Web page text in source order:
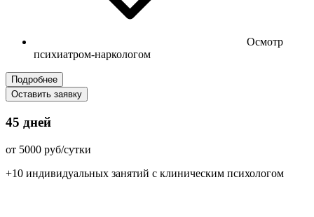
Осмотр
психиатром-наркологом
Подробнее
Оставить заявку
45 дней
от 5000 руб/сутки
+10 индивидуальных занятий с клиническим психологом